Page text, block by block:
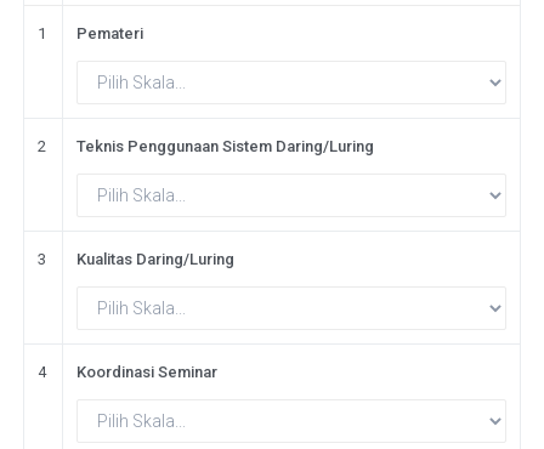
1 Pemateri
2 Teknis Penggunaan Sistem Daring/Luring
3 Kualitas Daring/Luring
4 Koordinasi Seminar